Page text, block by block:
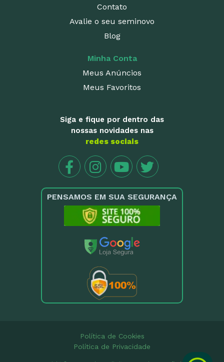
Contato
Avalie o seu seminovo
Blog
Minha Conta
Meus Anúncios
Meus Favoritos
Siga e fique por dentro das
nossas novidades nas
redes sociais
PENSAMOS EM SUA SEGURANÇA
Política de Cookies
Política de Privacidade